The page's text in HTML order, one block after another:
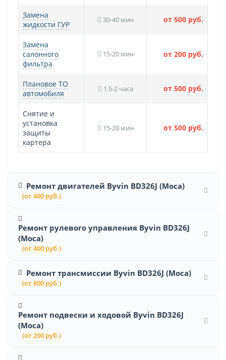
Замена
жидкости ГУР
30-40 мин от 500 руб.
Замена
салонного
фильтра
15-20 мин от 200 руб.
Плановое ТО
автомобиля
1.5-2 часа от 500 руб.
Снятие и
установка
защиты
картера
15-20 мин от 500 руб.
Ремонт двигателей Byvin BD326J (Moca)
(от 400 руб.)
Ремонт рулевого управления Byvin BD326J
(Moca)
(от 400 руб.)
Ремонт трансмиссии Byvin BD326J (Moca)
(от 800 руб.)
Ремонт подвески и ходовой Byvin BD326J
(Moca)
(от 200 руб.)